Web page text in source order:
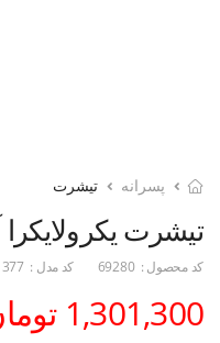
پسرانه تیشرت
تیشرت یکرولایکرا
کد محصول : 69280 کد مدل :
1,301,300 تومان